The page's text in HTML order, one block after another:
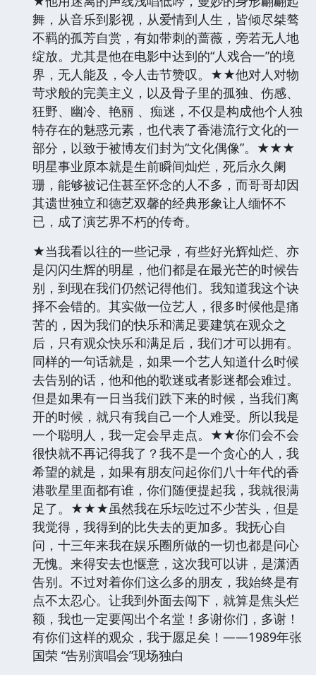
舞，从音乐到影视，从爱情到人生，皆倾尽桀骜
不羁的孤芳自赏，有如带刺的蔷薇，旁若无人地
绽放。尤其是他在电影中达到的“人戏合一”的境
界，无人能及，令人击节赞叹。★★他对人对物
苛求般的完美主义，以及骨子里的孤独、伤感、
狂野、幽冷、艳丽 、痴迷，不仅是构成他个人独
特存在的魅惑元素，也代表了香港流行文化的一
部分，以致于被博友们封为“文化偶像”。★★★
明星事业原本就是生前瞬间灿烂，死后永久阑
珊，能够被记住甚至怀念的人不多，而哥哥却因
其遗世独立和德艺双馨的经典形象让人缅怀不
已，成了演艺界不朽的传奇。
★当我看以往的一些记录，有些好光辉灿烂、亦
是闪闪生辉的明星，他们都是在最光芒的时候告
别，到现在我们仍然记得他们。我知道我这个诀
择不会错的。其实做一位艺人，很多时候他是痛
苦的，因为我们的快乐和满足要建筑在观众之
后，只有观众快乐和满足后，我们才可以拥有。
同样的一句话就是，如果一个艺人知道什么时候
去告别的话，他和他的歌迷或者影迷都会难过。
但是如果有一日当我们跌下来的时候，当我们离
开的时候，就只有我自己一个人难受。所以我是
一个聪明人，我一定会早走点。★★你们会不会
很快就不再记得我了？我不是一个贪心的人，我
希望的就是，如果有朋友问起你们八十年代的香
港歌星里面都有谁，你们随便提起我，我就很满
足了。★★★虽然我在乐坛吃过不少苦头，但是
我觉得，我得到的比失去的更加多。我抚心自
问，十三年来我在娱乐圈所做的一切也都是问心
无愧。来得安去也惬意，这次我可以讲，是潇洒
告别。不过对着你们这么多的朋友，我始终是有
点不太忍心。让我到外面去闯下，就算是焦头烂
额，我也一定要闯出个名堂！多谢你们，多谢！
有你们这样的观众，我于愿足矣！——1989年张
国荣 “告别演唱会”现场独白